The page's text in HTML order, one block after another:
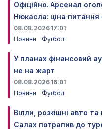
Офіційно. Арсенал
Нюкасла: ціна
08.08.2026 17:01
Новини
Футбол
У планах фінансовий
не на жарт
08.08.2026 16:01
Новини
Футбол
Вілли, розкішні авто
Салах потрапив до